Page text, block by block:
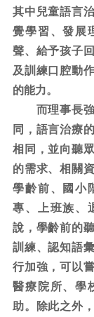
其中兒童語言
覺學習、發展
聲、給予孩子
及訓練口腔動
的能力。
而理事長強
同，語言治療
相同，並向聽
的需求、相關
學齡前、國小
專、上班族、
說，學齡前的
訓練、認知語
行加強，可以
醫療院所、學
助。除此之外